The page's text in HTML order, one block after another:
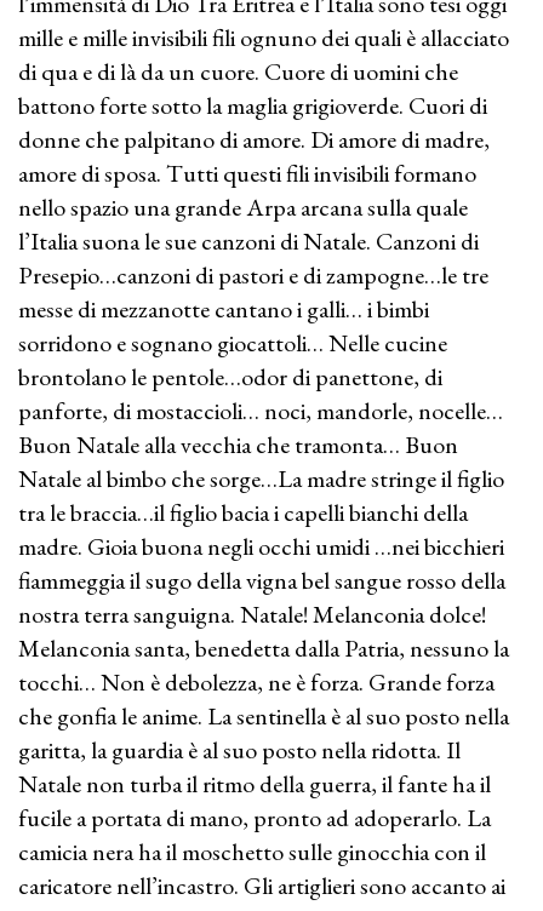
mille e mille invisibili fili ognuno dei quali è allacciato
di qua e di là da un cuore. Cuore di uomini che
battono forte sotto la maglia grigioverde. Cuori di
donne che palpitano di amore. Di amore di madre,
amore di sposa. Tutti questi fili invisibili formano
nello spazio una grande Arpa arcana sulla quale
l’Italia suona le sue canzoni di Natale. Canzoni di
Presepio…canzoni di pastori e di zampogne…le tre
messe di mezzanotte cantano i galli… i bimbi
sorridono e sognano giocattoli… Nelle cucine
brontolano le pentole…odor di panettone, di
panforte, di mostaccioli… noci, mandorle, nocelle…
Buon Natale alla vecchia che tramonta… Buon
Natale al bimbo che sorge…La madre stringe il figlio
tra le braccia…il figlio bacia i capelli bianchi della
madre. Gioia buona negli occhi umidi …nei bicchieri
fiammeggia il sugo della vigna bel sangue rosso della
nostra terra sanguigna. Natale! Melanconia dolce!
Melanconia santa, benedetta dalla Patria, nessuno la
tocchi… Non è debolezza, ne è forza. Grande forza
che gonfia le anime. La sentinella è al suo posto nella
garitta, la guardia è al suo posto nella ridotta. Il
Natale non turba il ritmo della guerra, il fante ha il
fucile a portata di mano, pronto ad adoperarlo. La
camicia nera ha il moschetto sulle ginocchia con il
caricatore nell’incastro. Gli artiglieri sono accanto ai